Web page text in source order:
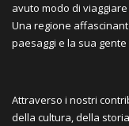
avuto modo di
Una regione
paesaggi e la sua
Attraverso i nostri
della cultura, della